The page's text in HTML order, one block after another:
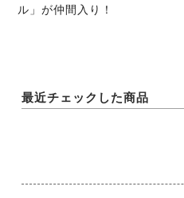
ル」が仲間入り！
最近チェックした商品